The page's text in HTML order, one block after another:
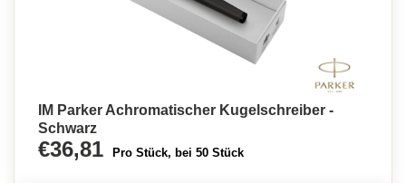
IM Parker Achromatischer Kugelschreiber -
Schwarz
€36,81 Pro Stück, bei 50 Stück